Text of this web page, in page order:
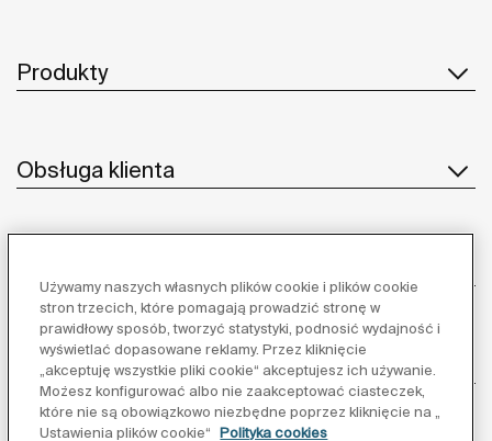
Produkty
Obsługa klienta
Inspiracja
Obserwuj nas:
Używamy naszych własnych plików cookie i plików cookie
stron trzecich, które pomagają prowadzić stronę w
prawidłowy sposób, tworzyć statystyki, podnosić wydajność i
wyświetlać dopasowane reklamy. Przez kliknięcie
„akceptuję wszystkie pliki cookie“ akceptujesz ich używanie.
Możesz konfigurować albo nie zaakceptować ciasteczek,
które nie są obowiązkowo niezbędne poprzez kliknięcie na „
Ustawienia plików cookie“
Polityka cookies